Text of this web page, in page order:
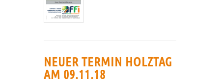
NEUER TERMIN HOLZTAG
AM 09.11.18